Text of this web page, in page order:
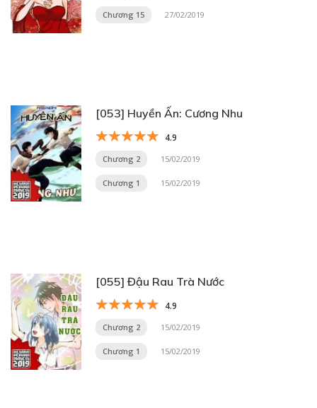
Chương 15 27/02/2019
[053] Huyền Ấn: Cương Nhu
4.9
Chương 2 15/02/2019
Chương 1 15/02/2019
[055] Đậu Rau Trà Nước
4.9
Chương 2 15/02/2019
Chương 1 15/02/2019